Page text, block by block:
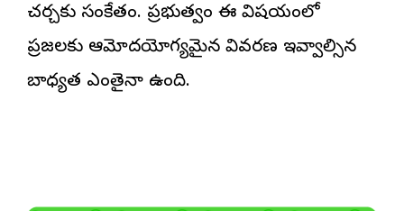
చర్చకు సంకేతం. ప్రభుత్వం ఈ విషయంలో
ప్రజలకు ఆమోదయోగ్యమైన వివరణ ఇవ్వాల్సిన
బాధ్యత ఎంతైనా ఉంది.